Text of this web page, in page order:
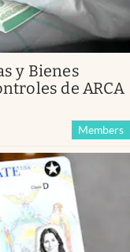
y Bienes
de ARCA
Members